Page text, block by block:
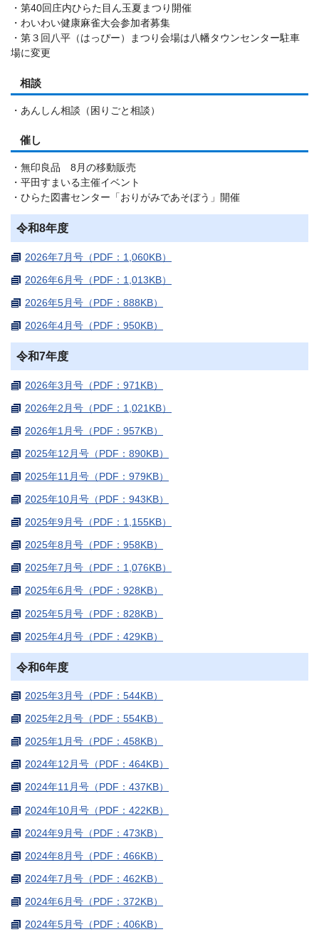
・第40回庄内ひらた目ん玉夏まつり開催
・わいわい健康麻雀大会参加者募集
・第３回八平（はっぴー）まつり会場は八幡タウンセンター駐車
場に変更
相談
・あんしん相談（困りごと相談）
催し
・無印良品 8月の移動販売
・平田すまいる主催イベント
・ひらた図書センター「おりがみであそぼう」開催
令和8年度
2026年7月号（PDF：1,060KB）
2026年6月号（PDF：1,013KB）
2026年5月号（PDF：888KB）
2026年4月号（PDF：950KB）
令和7年度
2026年3月号（PDF：971KB）
2026年2月号（PDF：1,021KB）
2026年1月号（PDF：957KB）
2025年12月号（PDF：890KB）
2025年11月号（PDF：979KB）
2025年10月号（PDF：943KB）
2025年9月号（PDF：1,155KB）
2025年8月号（PDF：958KB）
2025年7月号（PDF：1,076KB）
2025年6月号（PDF：928KB）
2025年5月号（PDF：828KB）
2025年4月号（PDF：429KB）
令和6年度
2025年3月号（PDF：544KB）
2025年2月号（PDF：554KB）
2025年1月号（PDF：458KB）
2024年12月号（PDF：464KB）
2024年11月号（PDF：437KB）
2024年10月号（PDF：422KB）
2024年9月号（PDF：473KB）
2024年8月号（PDF：466KB）
2024年7月号（PDF：462KB）
2024年6月号（PDF：372KB）
2024年5月号（PDF：406KB）